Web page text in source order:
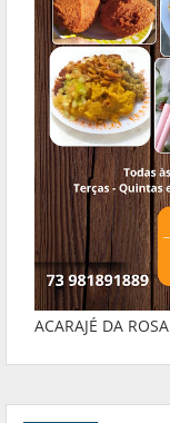
ACARAJÉ DA ROSA